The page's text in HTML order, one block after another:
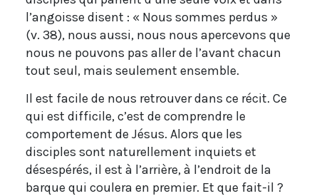
l’angoisse disent : « Nous sommes perdus »
(v. 38), nous aussi, nous nous apercevons que
nous ne pouvons pas aller de l’avant chacun
tout seul, mais seulement ensemble.
Il est facile de nous retrouver dans ce récit. Ce
qui est difficile, c’est de comprendre le
comportement de Jésus. Alors que les
disciples sont naturellement inquiets et
désespérés, il est à l’arrière, à l’endroit de la
barque qui coulera en premier. Et que fait-il ?